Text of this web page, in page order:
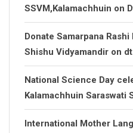
SSVM,Kalamachhuin on
Donate Samarpana
Shishu Vidyamandir on
National Science Day
Kalamachhuin Saraswati
International Mother